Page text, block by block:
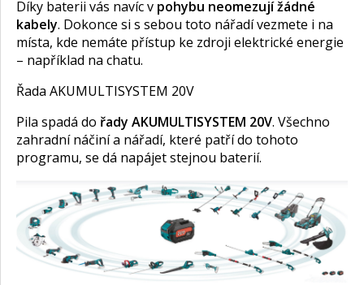
Díky baterii vás navíc v pohybu neomezují žádné
kabely. Dokonce si s sebou toto nářadí vezmete i na
místa, kde nemáte přístup ke zdroji elektrické energie
– například na chatu.
Řada AKUMULTISYSTEM 20V
Pila spadá do řady AKUMULTISYSTEM 20V. Všechno
zahradní náčiní a nářadí, které patří do tohoto
programu, se dá napájet stejnou baterií.